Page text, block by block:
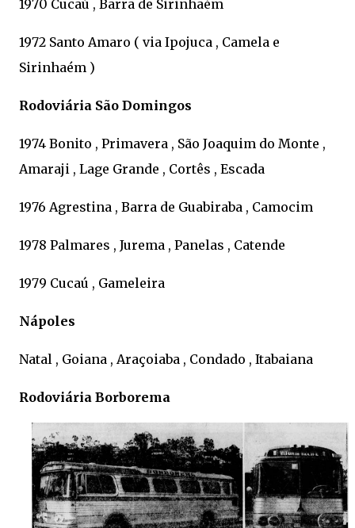
1970 Cucaú , Barra de Sirinhaém
1972 Santo Amaro ( via Ipojuca , Camela e
Sirinhaém )
Rodoviária São Domingos
1974 Bonito , Primavera , São Joaquim do Monte ,
Amaraji , Lage Grande , Cortês , Escada
1976 Agrestina , Barra de Guabiraba , Camocim
1978 Palmares , Jurema , Panelas , Catende
1979 Cucaú , Gameleira
Nápoles
Natal , Goiana , Araçoiaba , Condado , Itabaiana
Rodoviária Borborema